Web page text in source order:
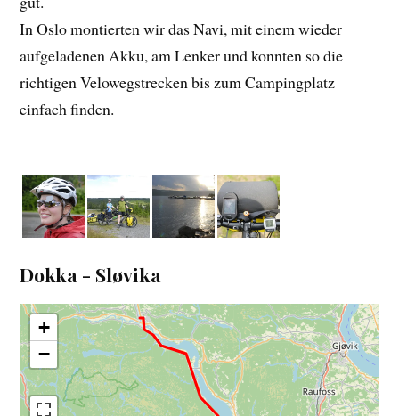
In Oslo montierten wir das Navi, mit einem wieder
aufgeladenen Akku, am Lenker und konnten so die
richtigen Velowegstrecken bis zum Campingplatz
einfach finden.
Dokka - Sløvika
+
−